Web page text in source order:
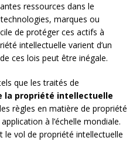
ressources dans le
marques ou
de protéger ces actifs à
intellectuelle varient d’un
ces lois peut être inégale.
que les traités de
la propriété intellectuelle
règles en matière de propriété
à l’échelle mondiale.
vol de propriété intellectuelle